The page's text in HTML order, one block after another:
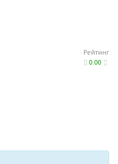
Рейтинг
0.00